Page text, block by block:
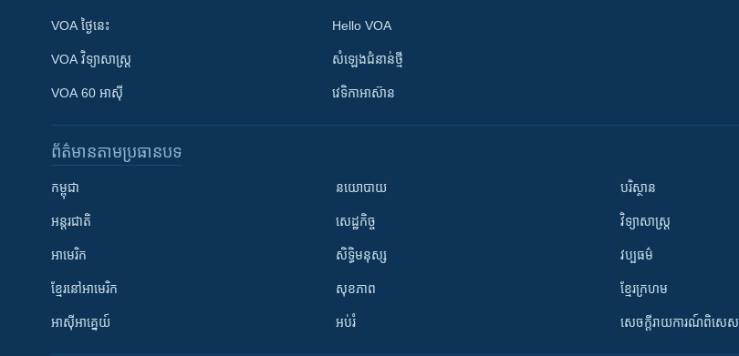
VOA ថ្ងៃនេះ
VOA ​វិទ្យាសាស្ត្រ
VOA 60 អាស៊ី
Hello VOA
សំឡេង​ជំនាន់​ថ្មី
វេទិកា​អាស៊ាន
ព័ត៌មាន​តាមប្រធានបទ​
កម្ពុជា
អន្តរជាតិ
អាមេរិក
ខ្មែរ​នៅអាមេរិក
អាស៊ីអាគ្នេយ៍
នយោបាយ
សេដ្ឋកិច្ច
សិទ្ធិមនុស្ស
សុខភាព
អប់រំ
បរិស្ថាន
វិទ្យាសាស្រ្ត
វប្បធម៌
ខ្មែរក្រហម
សេចក្តីរាយការណ៍ពិសេស